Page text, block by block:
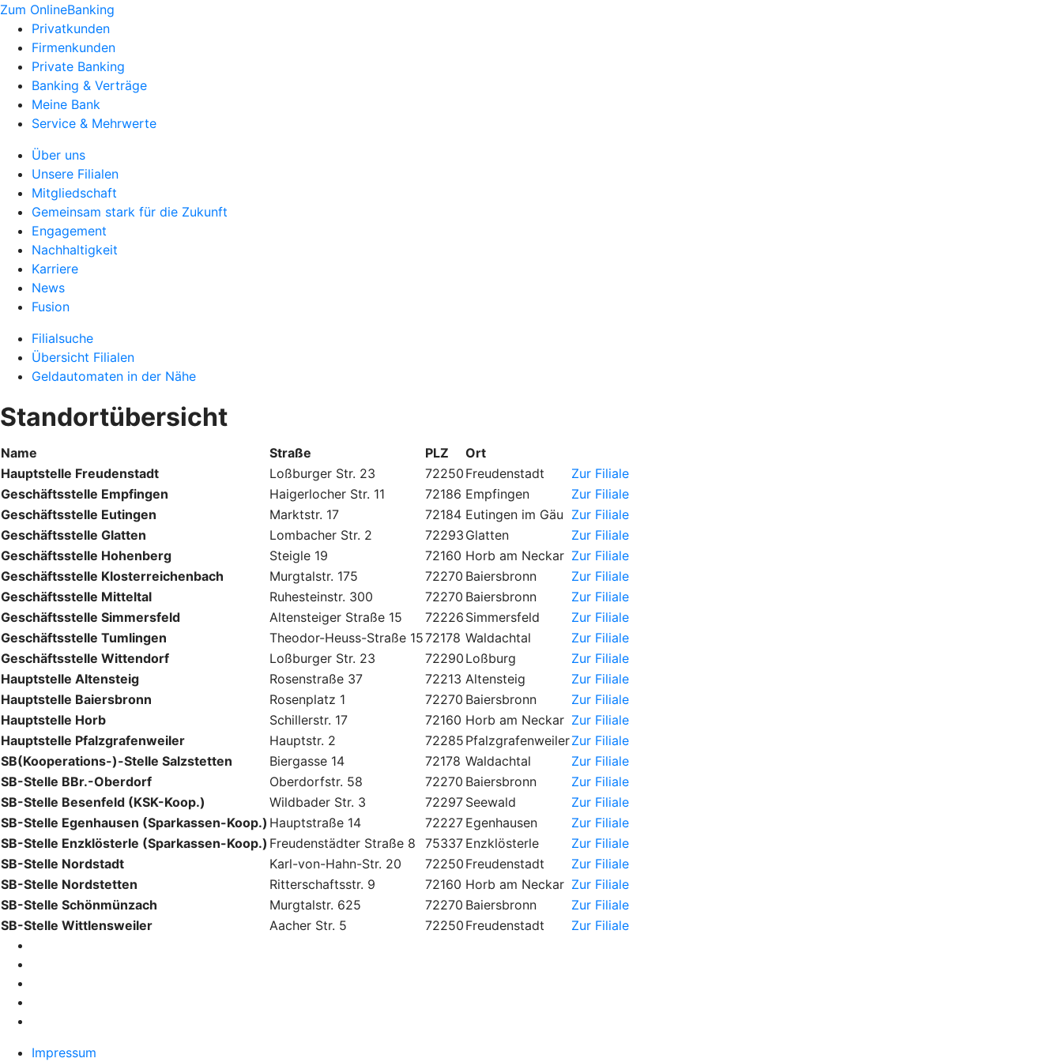
Zum OnlineBanking
Privatkunden
Firmenkunden
Private Banking
Banking & Verträge
Meine Bank
Service & Mehrwerte
Über uns
Unsere Filialen
Mitgliedschaft
Gemeinsam stark für die Zukunft
Engagement
Nachhaltigkeit
Karriere
News
Fusion
Filialsuche
Übersicht Filialen
Geldautomaten in der Nähe
Standortübersicht
Name Straße PLZ
Ort
Hauptstelle Freudenstadt
Loßburger Str. 23 72250 Freudenstadt
Zur Filiale
Geschäftsstelle Empfingen
Haigerlocher Str. 11 72186 Empfingen
Zur Filiale
Geschäftsstelle Eutingen
Marktstr. 17 72184 Eutingen im Gäu Zur Filiale
Geschäftsstelle Glatten
Lombacher Str. 2 72293 Glatten
Zur Filiale
Geschäftsstelle Hohenberg
Steigle 19 72160 Horb am Neckar Zur Filiale
Geschäftsstelle Klosterreichenbach
Murgtalstr. 175 72270 Baiersbronn
Zur Filiale
Geschäftsstelle Mitteltal
Ruhesteinstr. 300 72270 Baiersbronn
Zur Filiale
Geschäftsstelle Simmersfeld
Altensteiger Straße 15 72226 Simmersfeld
Zur Filiale
Geschäftsstelle Tumlingen
Theodor-Heuss-Straße 1572178 Waldachtal
Zur Filiale
Geschäftsstelle Wittendorf
Loßburger Str. 23 72290 Loßburg
Zur Filiale
Hauptstelle Altensteig
Rosenstraße 37 72213 Altensteig
Zur Filiale
Hauptstelle Baiersbronn
Rosenplatz 1 72270 Baiersbronn
Zur Filiale
Hauptstelle Horb
Schillerstr. 17 72160 Horb am Neckar Zur Filiale
Hauptstelle Pfalzgrafenweiler
Hauptstr. 2 72285 PfalzgrafenweilerZur Filiale
SB(Kooperations-)-Stelle Salzstetten
Biergasse 14 72178 Waldachtal
Zur Filiale
SB-Stelle BBr.-Oberdorf
Oberdorfstr. 58 72270 Baiersbronn
Zur Filiale
SB-Stelle Besenfeld (KSK-Koop.)
Wildbader Str. 3 72297 Seewald
Zur Filiale
SB-Stelle Egenhausen (Sparkassen-Koop.) Hauptstraße 14 72227 Egenhausen
Zur Filiale
SB-Stelle Enzklösterle (Sparkassen-Koop.) Freudenstädter Straße 8 75337 Enzklösterle
Zur Filiale
SB-Stelle Nordstadt
Karl-von-Hahn-Str. 20 72250 Freudenstadt
Zur Filiale
SB-Stelle Nordstetten
Ritterschaftsstr. 9 72160 Horb am Neckar Zur Filiale
SB-Stelle Schönmünzach
Murgtalstr. 625 72270 Baiersbronn
Zur Filiale
SB-Stelle Wittlensweiler
Aacher Str. 5 72250 Freudenstadt Zur Filiale
Impressum